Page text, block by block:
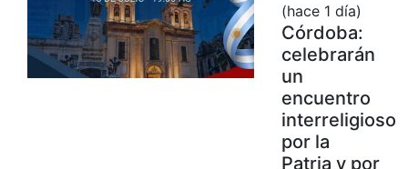
(hace 1 día)
Córdoba:
celebrarán
un
encuentro
interreligioso
por la
Patria y por